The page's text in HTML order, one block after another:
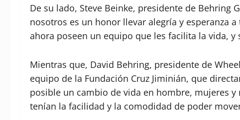
De su lado, Steve Beinke, presidente de Behring
nosotros es un honor llevar alegría y esperanza
ahora poseen un equipo que les facilita la vida, y
Mientras que, David Behring, presidente de
equipo de la Fundación Cruz Jiminián, que
posible un cambio de vida en hombre, mujeres
tenían la facilidad y la comodidad de poder